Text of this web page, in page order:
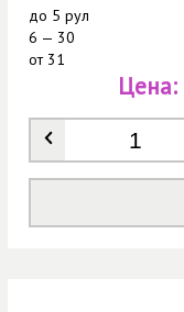
до 5 рул
6 — 30
от31
Количество
Цена: